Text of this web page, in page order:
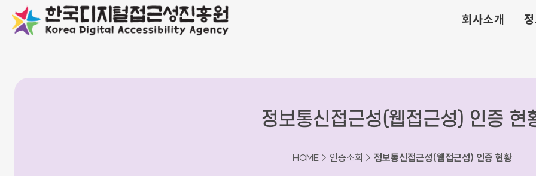
회사소개
정보통신접근성(웹접근성) 인증 현
HOME > 인증조회 > 정보통신접근성(웹접근성) 인증 현황